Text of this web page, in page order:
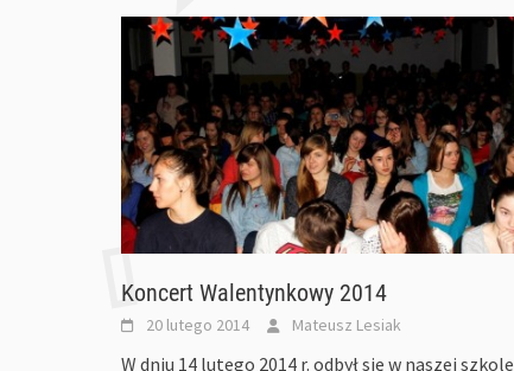
Koncert Walentynkowy 2014
20 lutego 2014 Mateusz Lesiak
W dniu 14 lutego 2014 r. odbył się w naszej szkole